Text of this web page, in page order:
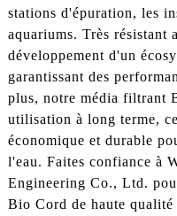
stations d'épuration, les
aquariums. Très résistant
développement d'un
garantissant des
plus, notre média filtrant
utilisation à long terme,
économique et durable
l'eau. Faites confiance à
Engineering Co., Ltd.
Bio Cord de haute qualité